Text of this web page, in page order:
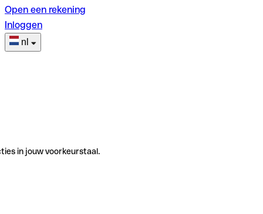
Open een rekening
Inloggen
nl
in jouw voorkeurstaal.